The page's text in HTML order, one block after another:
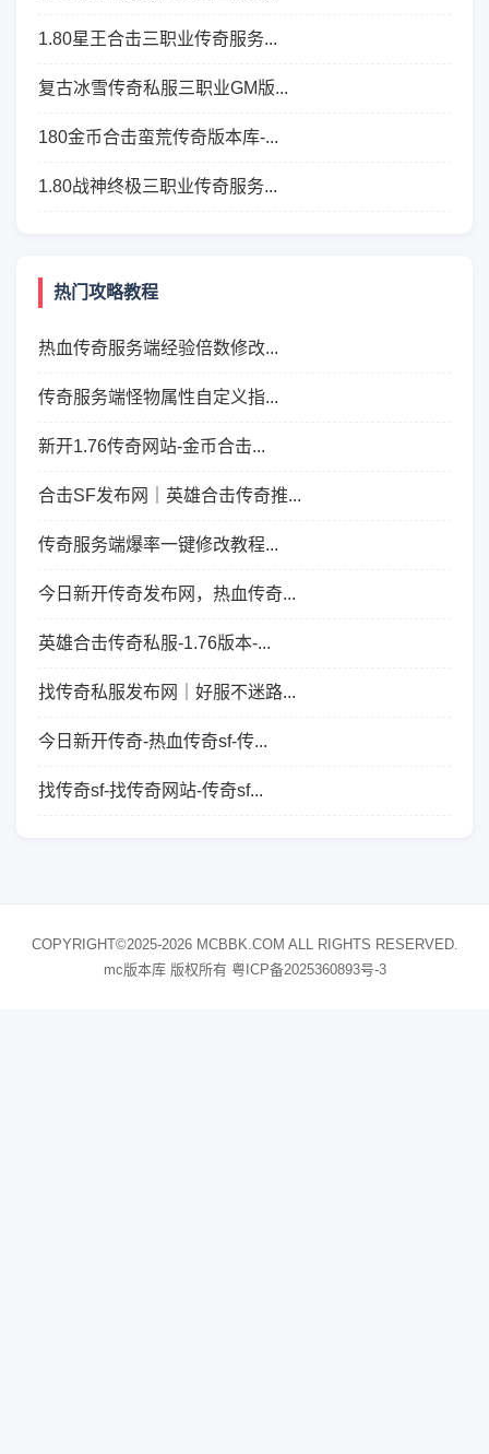
1.80星王合击三职业传奇服务...
复古冰雪传奇私服三职业GM版...
180金币合击蛮荒传奇版本库-...
1.80战神终极三职业传奇服务...
热门攻略教程
热血传奇服务端经验倍数修改...
传奇服务端怪物属性自定义指...
新开1.76传奇网站-金币合击...
合击SF发布网｜英雄合击传奇推...
传奇服务端爆率一键修改教程...
今日新开传奇发布网，热血传奇...
英雄合击传奇私服-1.76版本-...
找传奇私服发布网｜好服不迷路...
今日新开传奇-热血传奇sf-传...
找传奇sf-找传奇网站-传奇sf...
COPYRIGHT©2025-2026 MCBBK.COM ALL RIGHTS RESERVED.
mc版本库 版权所有 粤ICP备2025360893号-3